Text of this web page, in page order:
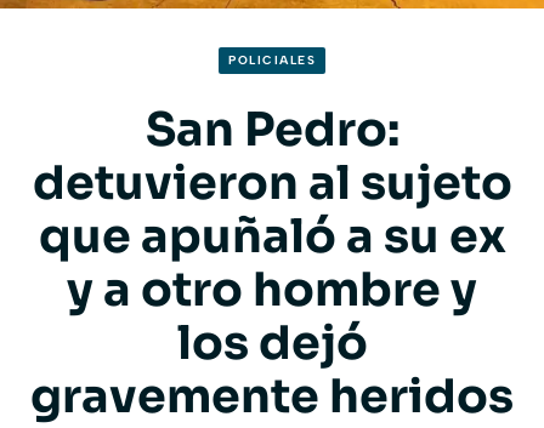
POLICIALES
San Pedro:
detuvieron al sujeto
que apuñaló a su ex
y a otro hombre y
los dejó
gravemente heridos